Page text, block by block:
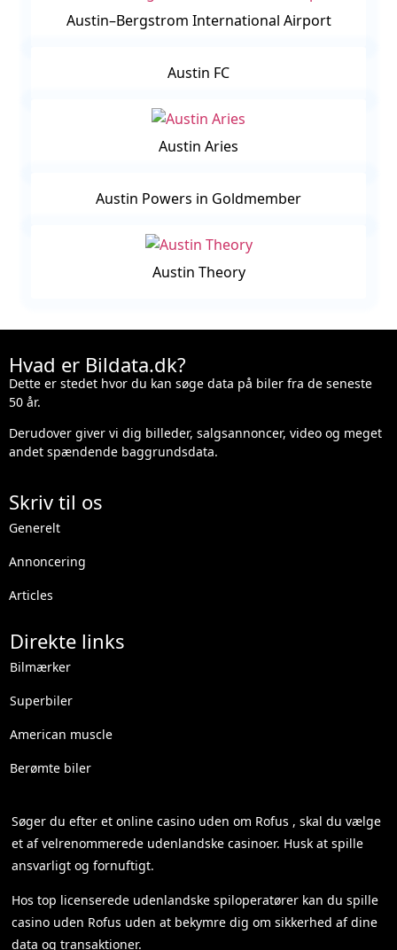
Austin–Bergstrom International Airport
Austin FC
Austin Aries
Austin Powers in Goldmember
Austin Theory
Hvad er Bildata.dk?
Dette er stedet hvor du kan søge data på biler fra de seneste
50 år.
Derudover giver vi dig billeder, salgsannoncer, video og meget
andet spændende baggrundsdata.
Skriv til os
Generelt
Annoncering
Articles
Direkte links
Bilmærker
Superbiler
American muscle
Berømte biler
Søger du efter etonline casino uden om Rofus , skal du vælge
et af velrenommerede udenlandske casinoer. Husk at spille
ansvarligt og fornuftigt.
Hos top licenserede udenlandske spiloperatører kan du spille
casino uden Rofus uden at bekymre dig om sikkerhed af dine
data og transaktioner.